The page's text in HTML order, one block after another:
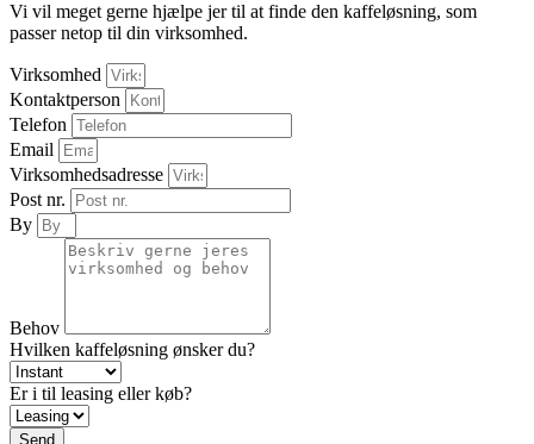
Vi vil meget gerne hjælpe jer til at finde den kaffeløsning, som
passer netop til din virksomhed.
Virksomhed
Kontaktperson
Telefon
Email
Virksomhedsadresse
Post nr.
By
Behov
Hvilken kaffeløsning ønsker du?
Er i til leasing eller køb?
Send